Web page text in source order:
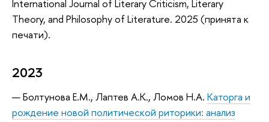
International Journal of Literary Criticism, Literary
Theory, and Philosophy of Literature. 2025 (принята к
печати).
2023
Болтунова Е.М., Лаптев А.К., Ломов Н.А. Каторга и
рождение новой политической риторики: анализ